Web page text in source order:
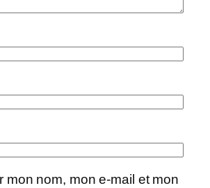
mon nom, mon e-mail et mon